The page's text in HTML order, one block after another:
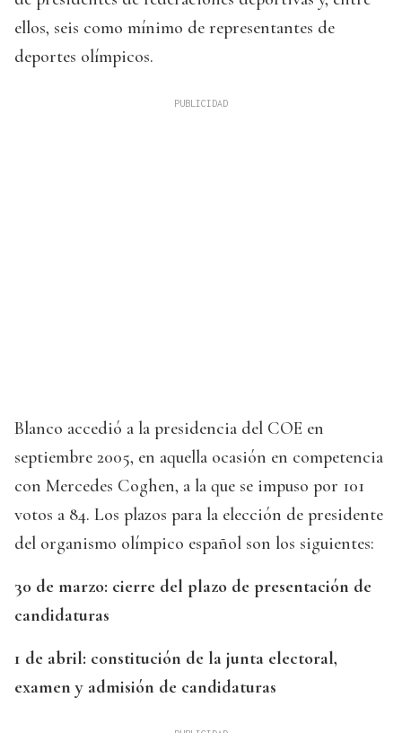
ellos, seis como mínimo de representantes de
deportes olímpicos.
Blanco accedió a la presidencia del COE en
septiembre 2005, en aquella ocasión en competencia
con Mercedes Coghen, a la que se impuso por 101
votos a 84. Los plazos para la elección de presidente
del organismo olímpico español son los siguientes:
30 de marzo: cierre del plazo de presentación de
candidaturas
1 de abril: constitución de la junta electoral,
examen y admisión de candidaturas